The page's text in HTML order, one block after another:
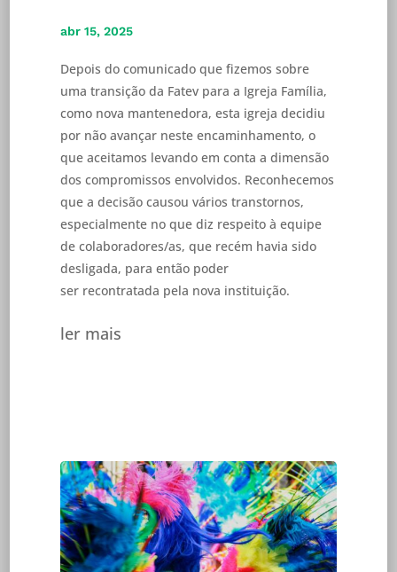
abr 15, 2025
Depois do comunicado que fizemos sobre
uma transição da Fatev para a Igreja Família,
como nova mantenedora, esta igreja decidiu
por não avançar neste encaminhamento, o
que aceitamos levando em conta a dimensão
dos compromissos envolvidos. Reconhecemos
que a decisão causou vários transtornos,
especialmente no que diz respeito à equipe
de colaboradores/as, que recém havia sido
desligada, para então poder
ser recontratada pela nova instituição.
ler mais